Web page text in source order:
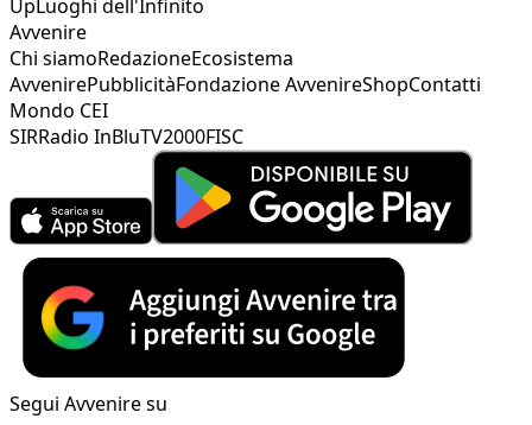
UpLuoghi dell'Infinito
Avvenire
Chi siamoRedazioneEcosistema
AvvenirePubblicitàFondazione AvvenireShopContatti
Mondo CEI
SIRRadio InBluTV2000FISC
Segui Avvenire su